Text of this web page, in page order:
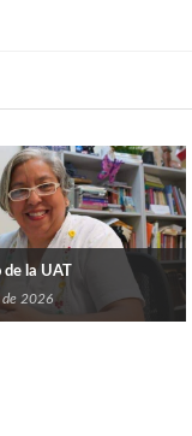
de la UAT
de 2026